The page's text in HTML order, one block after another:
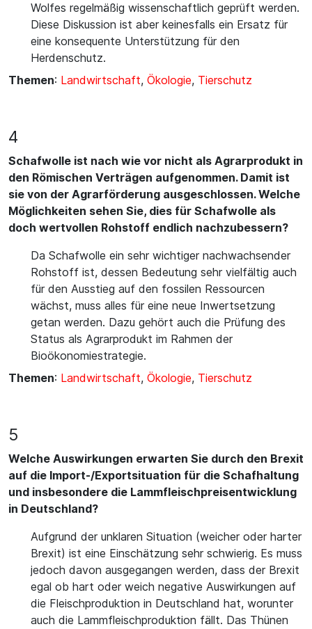
Wolfes regelmäßig wissenschaftlich geprüft werden.
Diese Diskussion ist aber keinesfalls ein Ersatz für
eine konsequente Unterstützung für den
Herdenschutz.
Themen: Landwirtschaft, Ökologie, Tierschutz
4
Schafwolle ist nach wie vor nicht als Agrarprodukt in
den Römischen Verträgen aufgenommen. Damit ist
sie von der Agrarförderung ausgeschlossen. Welche
Möglichkeiten sehen Sie, dies für Schafwolle als
doch wertvollen Rohstoff endlich nachzubessern?
Da Schafwolle ein sehr wichtiger nachwachsender
Rohstoff ist, dessen Bedeutung sehr vielfältig auch
für den Ausstieg auf den fossilen Ressourcen
wächst, muss alles für eine neue Inwertsetzung
getan werden. Dazu gehört auch die Prüfung des
Status als Agrarprodukt im Rahmen der
Bioökonomiestrategie.
Themen: Landwirtschaft, Ökologie, Tierschutz
5
Welche Auswirkungen erwarten Sie durch den Brexit
auf die Import-/Exportsituation für die Schafhaltung
und insbesondere die Lammfleischpreisentwicklung
in Deutschland?
Aufgrund der unklaren Situation (weicher oder harter
Brexit) ist eine Einschätzung sehr schwierig. Es muss
jedoch davon ausgegangen werden, dass der Brexit
egal ob hart oder weich negative Auswirkungen auf
die Fleischproduktion in Deutschland hat, worunter
auch die Lammfleischproduktion fällt. Das Thünen